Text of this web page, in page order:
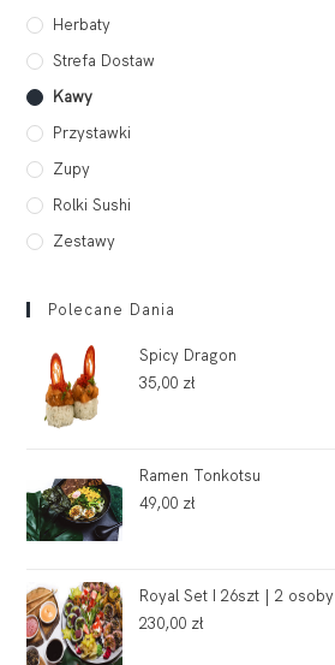
Herbaty
Strefa Dostaw
Kawy
Przystawki
Zupy
Rolki Sushi
Zestawy
Polecane Dania
Spicy Dragon
35,00 zł
Ramen Tonkotsu
49,00 zł
Royal Set I 26szt | 2 osoby
230,00 zł